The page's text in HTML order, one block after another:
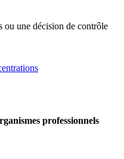
ou une décision de contrôle
professionnels